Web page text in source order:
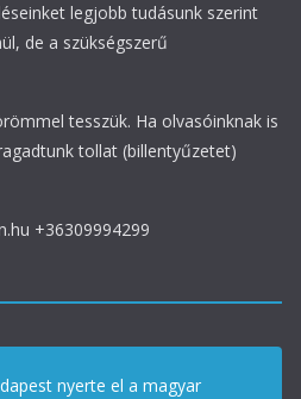
legjobb tudásunk szerint
de a szükségszerű
tesszük. Ha olvasóinknak is
tollat (billentyűzetet)
+36309994299
nyerte el a magyar